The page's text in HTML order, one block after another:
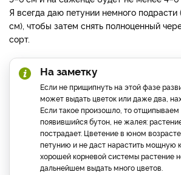
Я всегда даю петунии немного
см), чтобы затем снять полноценный
сорт.
На заметку
Если не прищипнуть на этой фазе
может выдать цветок или даже два,
Если такое произошло, то отщипываем
появившийся бутон, не жалея:
пострадает. Цветение в юном
петунию и не даст нарастить мощную
хорошей корневой системы растение
дальнейшем выдать много цветов.